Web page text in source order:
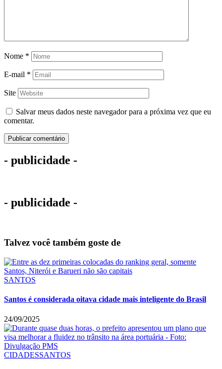
Nome *
E-mail *
Site
Salvar meus dados neste navegador para a próxima vez que eu
comentar.
- publicidade -
- publicidade -
Talvez você também goste de
SANTOS
Santos é considerada oitava cidade mais inteligente do Brasil
24/09/2025
CIDADESSANTOS